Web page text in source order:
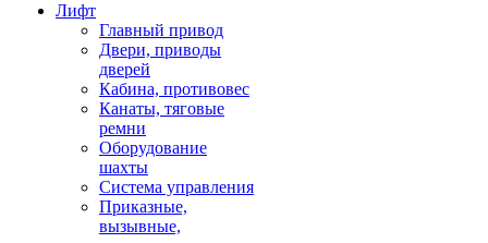
Лифт
Главный привод
Двери, приводы
дверей
Кабина, противовес
Канаты, тяговые
ремни
Оборудование
шахты
Система управления
Приказные,
вызывные,